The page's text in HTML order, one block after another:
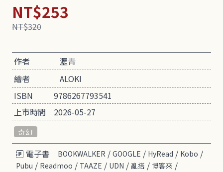
NT$253
NT$320
作者
瀝青
繪者
ALOKI
ISBN
9786267793541
上市時間
2026-05-27
奇幻
電子書 BOOKWALKER / GOOGLE / HyRead / Kobo /
Pubu / Readmoo / TAAZE / UDN / 亂搭 / 博客來 /